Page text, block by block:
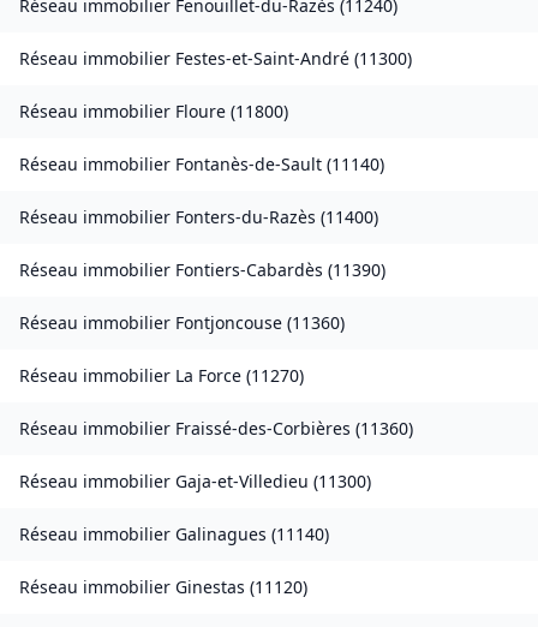
Réseau immobilier Fenouillet-du-Razès (11240)
Réseau immobilier Festes-et-Saint-André (11300)
Réseau immobilier Floure (11800)
Réseau immobilier Fontanès-de-Sault (11140)
Réseau immobilier Fonters-du-Razès (11400)
Réseau immobilier Fontiers-Cabardès (11390)
Réseau immobilier Fontjoncouse (11360)
Réseau immobilier La Force (11270)
Réseau immobilier Fraissé-des-Corbières (11360)
Réseau immobilier Gaja-et-Villedieu (11300)
Réseau immobilier Galinagues (11140)
Réseau immobilier Ginestas (11120)